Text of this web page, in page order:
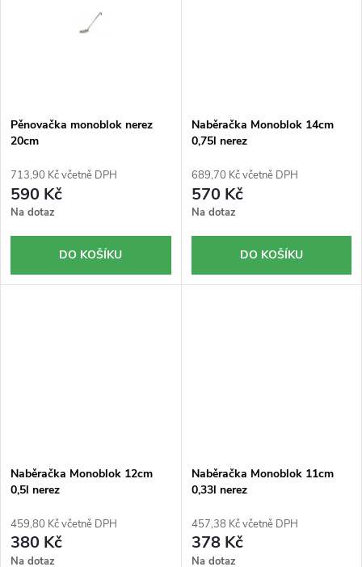
Pěnovačka monoblok nerez
20cm
713,90 Kč včetně DPH
590 Kč
Na dotaz
DO KOŠÍKU
Naběračka Monoblok 14cm
0,75l nerez
689,70 Kč včetně DPH
570 Kč
Na dotaz
DO KOŠÍKU
Naběračka Monoblok 12cm
0,5l nerez
459,80 Kč včetně DPH
380 Kč
Na dotaz
Naběračka Monoblok 11cm
0,33l nerez
457,38 Kč včetně DPH
378 Kč
Na dotaz